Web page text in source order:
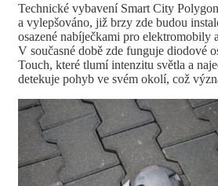
Technické vybavení Smart City
a vylepšováno, již brzy zde budou
osazené nabíječkami pro elektromobily
V současné době zde funguje diodové
Touch, které tlumí intenzitu světla a
detekuje pohyb ve svém okolí, což